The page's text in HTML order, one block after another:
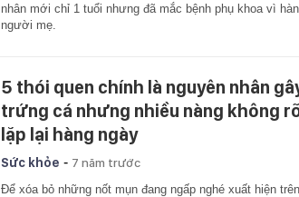
nhân mới chỉ 1 tuổi nhưng đã mắc bệnh phụ khoa vì
người mẹ.
5 thói quen chính là nguyên nhân
trứng cá nhưng nhiều nàng không
lặp lại hàng ngày
Sức khỏe - 7 năm trước
Để xóa bỏ những nốt mụn đang ngấp nghé xuất hiện